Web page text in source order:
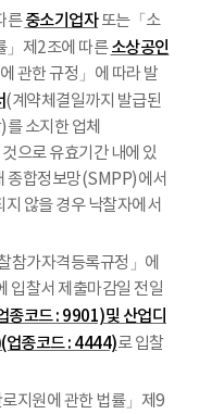
른중소기업자또는「소
」제2조에 따른소상공인
관한 규정」에 따라 발
(계약체결일까지 발급된
소지한 업체
으로 유효기간 내에 있
종합정보망(SMPP)에서
않을 경우 낙찰자에서
참가자격등록규정」에
입찰서 제출마감일 전일
종코드 : 9901)및 산업디
업종코드 : 4444)로 입찰
지원에 관한 법률」제9